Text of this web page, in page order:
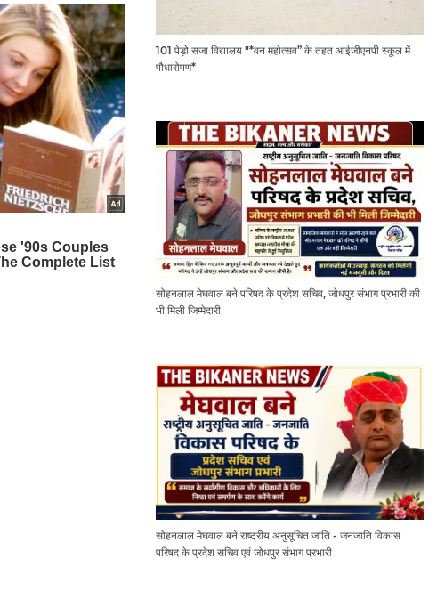
101 पेड़ो सजा विद्यालय "*वन महोत्सव” के तहत आईजीएनपी स्कूल में
पौधारोपण*
सोहनलाल मेघवाल बने परिषद के प्रदेश सचिव, जोधपुर संभाग प्रभारी की
भी मिली जिम्मेदारी
सोहनलाल मेघवाल बने राष्ट्रीय अनुसूचित जाति - जनजाति विकास
परिषद के प्रदेश सचिव एवं जोधपुर संभाग प्रभारी